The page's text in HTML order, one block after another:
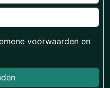
voorwaarden en